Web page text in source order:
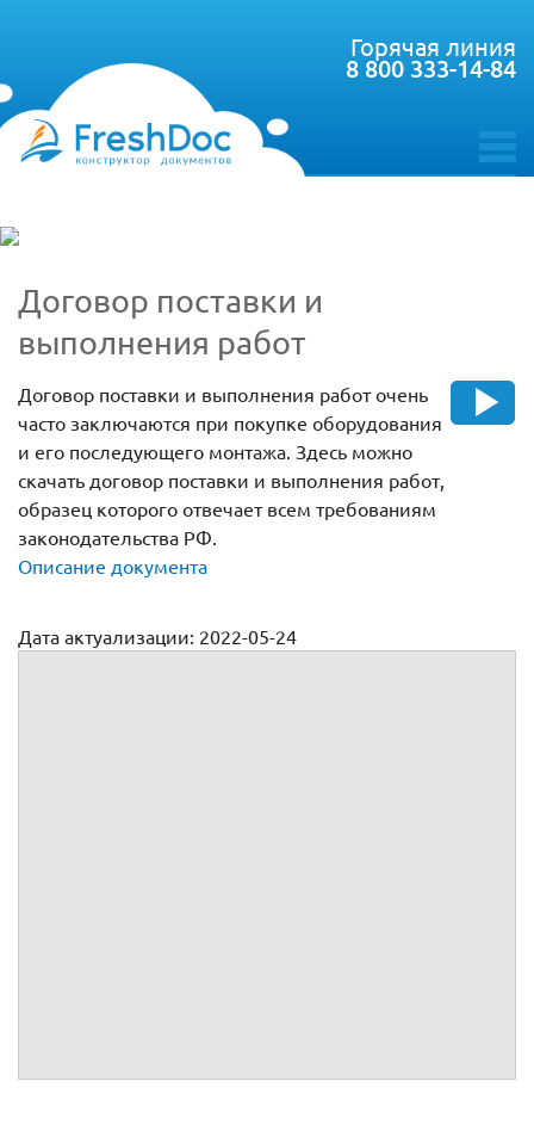
toggle
Горячая линия
8 800 333-14-84
Договор поставки и
выполнения работ
Договор поставки и выполнения работ очень
часто заключаются при покупке оборудования
и его последующего монтажа. Здесь можно
скачать договор поставки и выполнения работ,
образец которого отвечает всем требованиям
законодательства РФ.
Описание документа
Дата актуализации: 2022-05-24